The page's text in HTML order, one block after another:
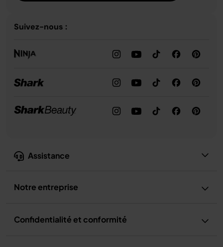
Assistance
Notre entreprise
Confidentialité et conformité
Suivez-nous :